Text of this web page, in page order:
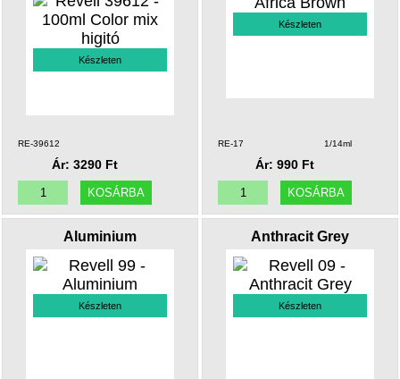
Készleten
RE-39612
Ár: 3290 Ft
Készleten
RE-17 1/14ml
Ár: 990 Ft
Aluminium
Készleten
Anthracit Grey
Készleten